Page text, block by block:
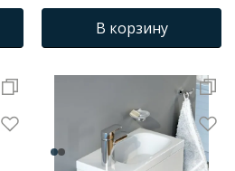
В корзину